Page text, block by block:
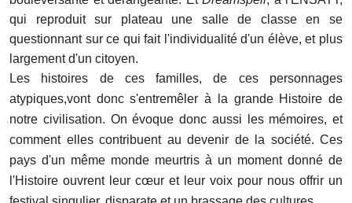
qui reproduit sur plateau une salle de classe en se
questionnant sur ce qui fait l'individualité d'un élève, et plus
largement d'un citoyen.
Les histoires de ces familles, de ces personnages
atypiques,vont donc s'entremêler à la grande Histoire de
notre civilisation. On évoque donc aussi les mémoires, et
comment elles contribuent au devenir de la société. Ces
pays d'un même monde meurtris à un moment donné de
l'Histoire ouvrent leur cœur et leur voix pour nous offrir un